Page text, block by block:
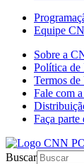
Equipe
Sobre a
Política de
Termos de
Fale com
Faça
Buscar